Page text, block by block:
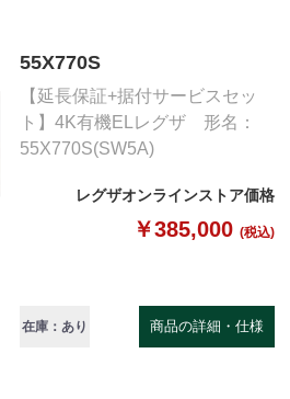
55X770S
【延長保証+据付サービスセッ
ト】4K有機ELレグザ 形名：
55X770S(SW5A)
レグザオンラインストア価格
￥385,000 (税込)
在庫：あり 商品の詳細・仕様